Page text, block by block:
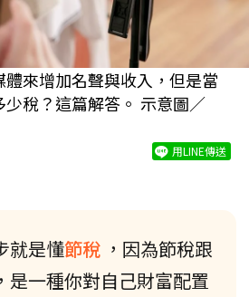
來增加名聲與收入，但是當
稅？這篇解答。 示意圖／
用LINE傳送
就是懂節稅 ，因為節稅跟
是一種你對自己財富配置